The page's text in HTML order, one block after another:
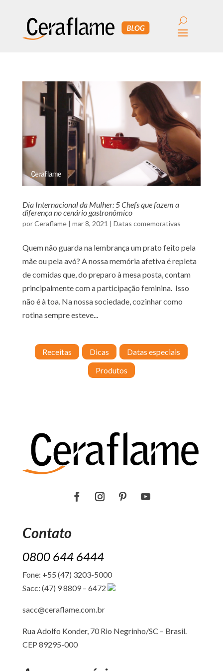
Dia Internacional da Mulher: 5 Chefs que fazem a
diferença no cenário gastronômico
porCeraflame| mar 8, 2021 | Datas comemorativas
Quem não guarda na lembrança um prato feito pela
mãe ou pela avó? A nossa memória afetiva é repleta
de comidas que, do preparo à mesa posta, contam
principalmente com a participação feminina. Isso
não é à toa. Na nossa sociedade, cozinhar como
rotina sempre esteve...
Receitas Dicas
Datas especiais
Produtos
Contato
0800 644 6444
Fone: +55 (47) 3203-5000
Sacc: (47) 9 8809 – 6472
sacc@ceraflame.com.br
Rua Adolfo Konder, 70 Rio Negrinho/SC – Brasil.
CEP 89295-000